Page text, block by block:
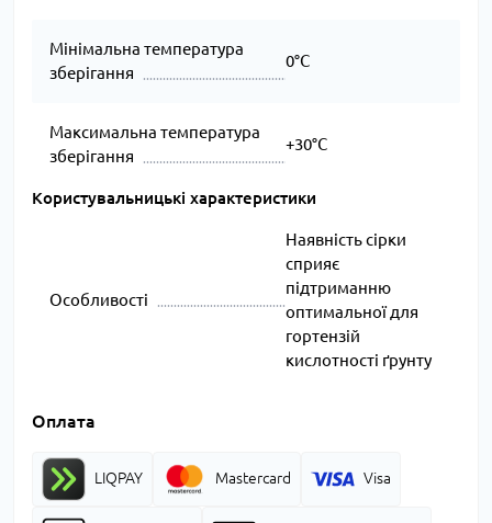
Мінімальна температура
зберігання
0°C
Максимальна температура
зберігання
+30°C
Користувальницькі характеристики
Особливості
Наявність сірки
сприяє
підтриманню
оптимальної для
гортензій
кислотності ґрунту
Оплата
LIQPAY Mastercard Visa